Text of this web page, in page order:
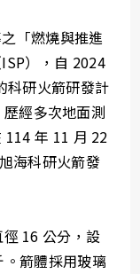
「燃燒與推進
），自 2024
科研火箭研發計
經多次地面測
114 年 11 月 22
海科研火箭發
16 公分，設
箭體採用玻璃